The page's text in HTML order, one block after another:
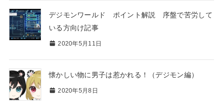
デジモンワールド ポイント解説 序盤で苦労して
いる方向け記事
2020年5月11日
懐かしい物に男子は惹かれる！（デジモン編）
2020年5月8日